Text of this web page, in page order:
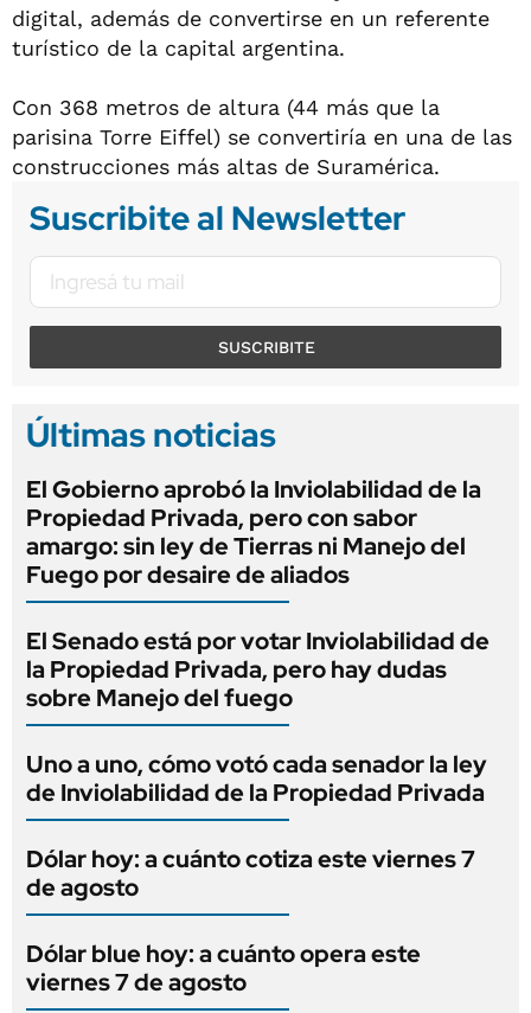
digital, además de convertirse en un referente
turístico de la capital argentina.
Con 368 metros de altura (44 más que la
parisina Torre Eiffel) se convertiría en una de las
construcciones más altas de Suramérica.
Suscribite al Newsletter
SUSCRIBITE
Últimas noticias
El Gobierno aprobó la Inviolabilidad de la
Propiedad Privada, pero con sabor
amargo: sin ley de Tierras ni Manejo del
Fuego por desaire de aliados
El Senado está por votar Inviolabilidad de
la Propiedad Privada, pero hay dudas
sobre Manejo del fuego
Uno a uno, cómo votó cada senador la ley
de Inviolabilidad de la Propiedad Privada
Dólar hoy: a cuánto cotiza este viernes 7
de agosto
Dólar blue hoy: a cuánto opera este
viernes 7 de agosto